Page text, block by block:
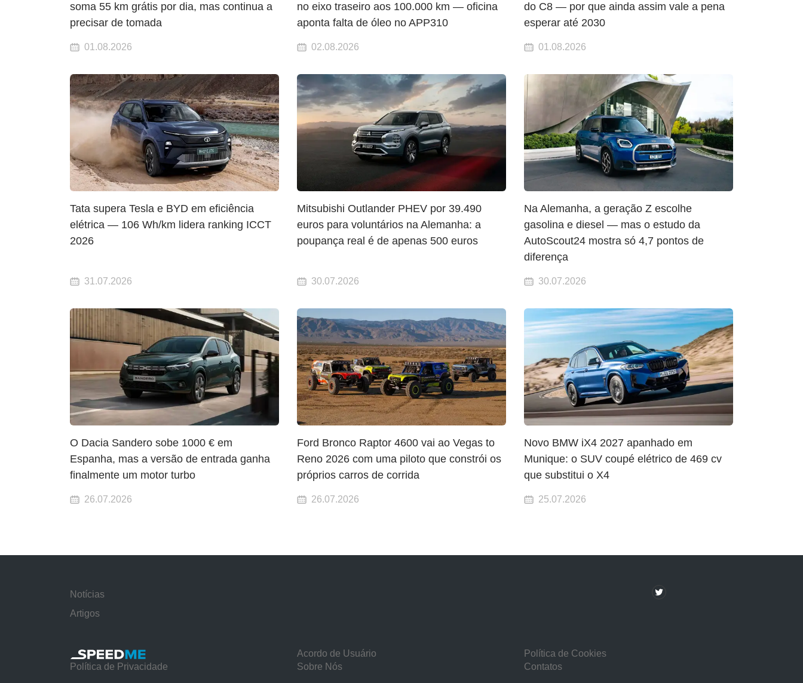
soma 55 km grátis por dia, mas continua a
precisar de tomada
01.08.2026
no eixo traseiro aos 100.000 km — oficina
aponta falta de óleo no APP310
02.08.2026
do C8 — por que ainda assim vale a pena
esperar até 2030
01.08.2026
Tata supera Tesla e BYD em eficiência
elétrica — 106 Wh/km lidera ranking ICCT
2026
31.07.2026
Mitsubishi Outlander PHEV por 39.490
euros para voluntários na Alemanha: a
poupança real é de apenas 500 euros
30.07.2026
Na Alemanha, a geração Z escolhe
gasolina e diesel — mas o estudo da
AutoScout24 mostra só 4,7 pontos de
diferença
30.07.2026
O Dacia Sandero sobe 1000 € em
Espanha, mas a versão de entrada ganha
finalmente um motor turbo
26.07.2026
Ford Bronco Raptor 4600 vai ao Vegas to
Reno 2026 com uma piloto que constrói os
próprios carros de corrida
26.07.2026
Novo BMW iX4 2027 apanhado em
Munique: o SUV coupé elétrico de 469 cv
que substitui o X4
25.07.2026
Notícias
Artigos
Acordo de Usuário
Política de Cookies
Política de Privacidade
Sobre Nós Contatos